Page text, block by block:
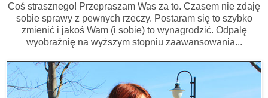
Coś strasznego! Przepraszam Was za to. Czasem nie zdaję
sobie sprawy z pewnych rzeczy. Postaram się to szybko
zmienić i jakoś Wam (i sobie) to wynagrodzić. Odpalę
wyobraźnię na wyższym stopniu zaawansowania...